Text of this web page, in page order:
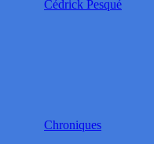
Cédrick Pesqué
Chroniques